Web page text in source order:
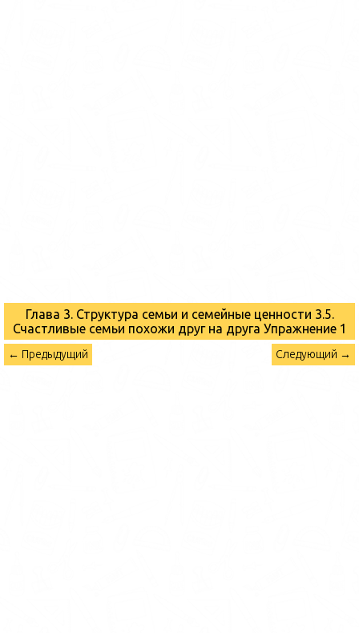
Глава 3. Структура семьи и семейные ценности 3.5.
Счастливые семьи похожи друг на друга Упражнение 1
← Предыдущий Следующий →